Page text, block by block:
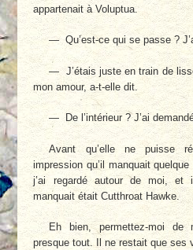
appartenait à Voluptua.
— Qu’est-ce qui se passe ?
— J’étais juste en train de
mon amour, a-t-elle dit.
— De l’intérieur ? J’ai
Avant qu’elle ne puisse
impression qu’il manquait
j’ai regardé autour de moi, et
manquait était Cutthroat Hawke.
Eh bien, permettez-moi de
presque tout. Il ne restait que ses